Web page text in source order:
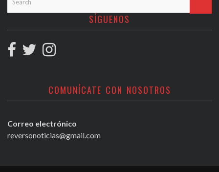
SÍGUENOS
COMUNÍCATE CON NOSOTROS
Correo electrónico
reversonoticias@gmail.com